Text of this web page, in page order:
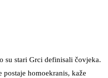
su stari Grci definisali čovjeka.
homoekranis, kaže